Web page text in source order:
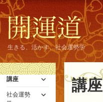
生きる、活かす、社会運勢学
講座
サ
メ
社会運勢
講座